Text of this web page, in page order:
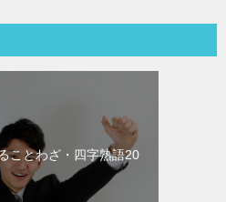
ことわざ・四字熟語20